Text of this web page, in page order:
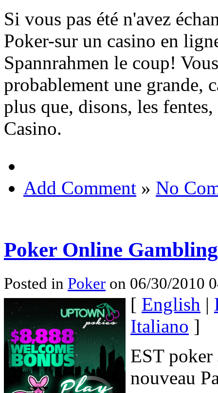
Si vous pas été n'avez
Poker-sur un casino en
Spannrahmen le coup!
probablement une grande,
plus que, disons, les
Casino.
Add Comment » No
Poker Online Gambling
Posted in Poker on 06/30/2010
[ English |
Italiano ]
EST poker
nouveau